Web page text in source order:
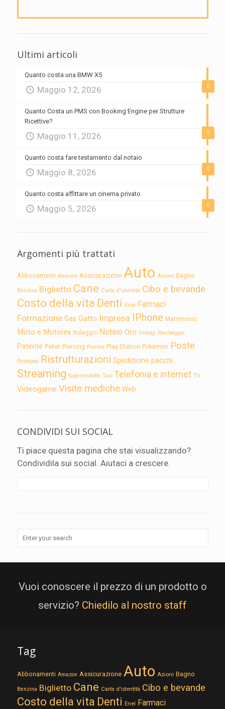
Ultimi articoli
0
Quanto costa una BMW X5
Maggio 12, 2026
0
Quanto Costa un PMS con Booking Engine per Strutture
Ricettive?
Maggio 11, 2026
0
Quanto costa fare testamento dal notaio
Maggio 8, 2026
0
Quanto costa affittare un cinema privato
Maggio 5, 2026
Argomenti più trattati
Abbonamenti Amazon Assicurazione Auto Azioni Bagno
Benzina Biglietto Cane Carta d'identità Cibo e bevande
Costo della vita Denti Enel Farmaci
Formazione Gas Gatto Impresa IPhone Matrimonio
Moto e Motorini Noleggio Notaio Oro Orologi Parcheggio
Patente Pellet Piercing Piscina Play Station Pokémon Poste
Postepay Ristrutturazioni Spedizione pacchi
Streaming Superenalotto Taxi Telefonia e internet TV
Videogame Visite mediche Web
CONDIVIDI SUI SOCIAL
Ti piace questa pagina che stai visualizzando?
Condividila sui social. Aiutaci a crescere.
Vuoi conoscere il prezzo di un prodotto o
servizio? Chiedilo al nostro staff
Tag
Abbonamenti Amazon Assicurazione Auto Azioni Bagno
Benzina Biglietto Cane Carta d'identità Cibo e bevande
Costo della vita Denti Enel Farmaci